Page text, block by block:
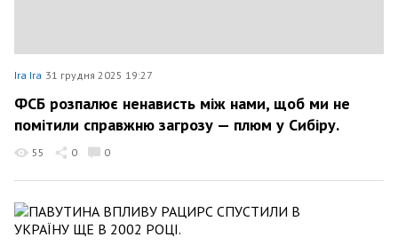
Ira Ira 31 грудня 2025 19:27
ФСБ розпалює ненависть між нами, щоб ми не
помітили справжню загрозу — плюм у Сибіру.
55 0 0